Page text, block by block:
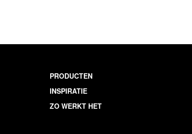
PRODUCTEN
INSPIRATIE
ZO WERKT HET